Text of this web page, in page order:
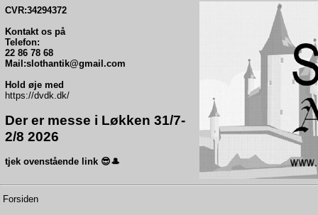
CVR:34294372
Kontakt os på
Telefon:
22 86 78 68
Mail:slothantik@gmail.com
Hold øje med
https://dvdk.dk/
Der er messe i Løkken 31/7-
2/8 2026
tjek ovenstående link 😎🎩
Forsiden